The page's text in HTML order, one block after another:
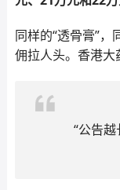
同样的“透骨膏”，
佣拉人头。香港大
“公告